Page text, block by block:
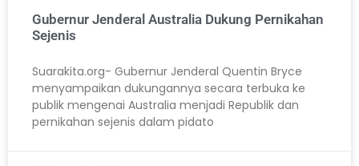
Gubernur Jenderal Australia Dukung Pernikahan
Sejenis
Suarakita.org- Gubernur Jenderal Quentin Bryce
menyampaikan dukungannya secara terbuka ke
publik mengenai Australia menjadi Republik dan
pernikahan sejenis dalam pidato